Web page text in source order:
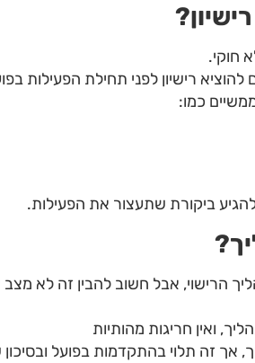
?
חוקי.
רישיון לפני תחילת הפעילות
כמו:
ביקורת שתעצור את הפעילות.
?
הרישוי, אבל חשוב להבין זה לא מצב
ואין חריגות מהותיות
אך זה תלוי בהתקדמות בפועל